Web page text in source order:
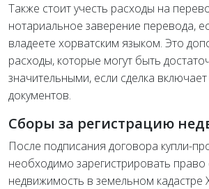
Также стоит учесть расходы на
нотариальное заверение перевода,
владеете хорватским языком. Это
расходы, которые могут быть
значительными, если сделка
документов.
Сборы за регистрацию
После подписания договора купли-
необходимо зарегистрировать право
недвижимость в земельном кадастре